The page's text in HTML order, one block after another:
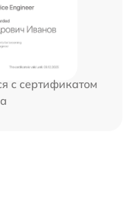
с сертификатом